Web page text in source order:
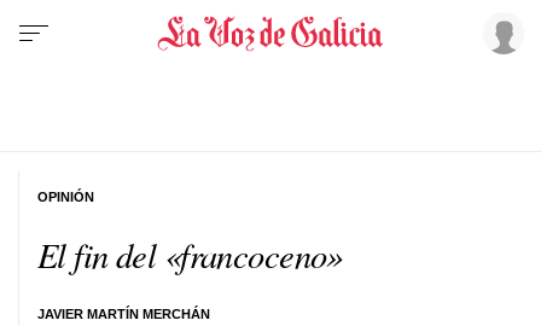
El fin del «francoceno»
JAVIER MARTÍN MERCHÁN
OPINIÓN